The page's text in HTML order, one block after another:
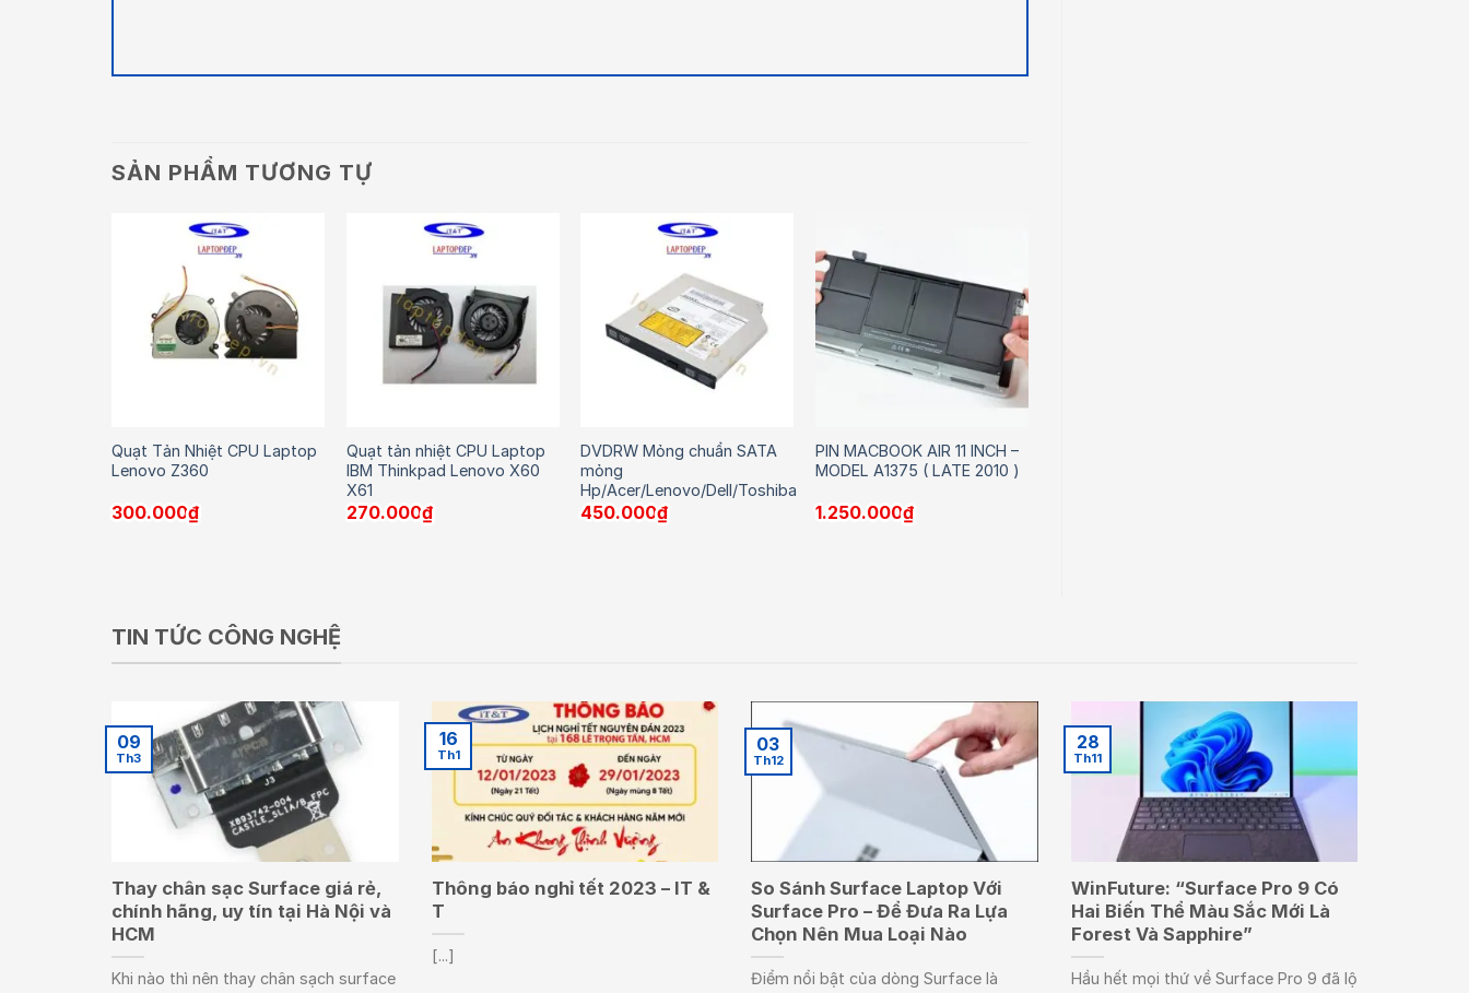
SẢN PHẨM TƯƠNG TỰ
Quạt Tản Nhiệt CPU Laptop
Lenovo Z360
300.000₫
Quạt tản nhiệt CPU Laptop
IBM Thinkpad Lenovo X60
X61
270.000₫
DVDRW Mỏng chuẩn SATA
mỏng
Hp/Acer/Lenovo/Dell/Toshiba
450.000₫
PIN MACBOOK AIR 11 INCH –
MODEL A1375 ( LATE 2010 )
1.250.000₫
TIN TỨC CÔNG NGHỆ
Thay chân sạc Surface giá rẻ,
chính hãng, uy tín tại Hà Nội và
HCM
Khi nào thì nên thay chân sạch surface
09
Th3
Thông báo nghỉ tết 2023 – IT &
T
[...]
16
Th1
So Sánh Surface Laptop Với
Surface Pro – Để Đưa Ra Lựa
Chọn Nên Mua Loại Nào
Điểm nổi bật của dòng Surface là
03
Th12
WinFuture: “Surface Pro 9 Có
Hai Biến Thể Màu Sắc Mới Là
Forest Và Sapphire”
Hầu hết mọi thứ về Surface Pro 9 đã lộ
28
Th11